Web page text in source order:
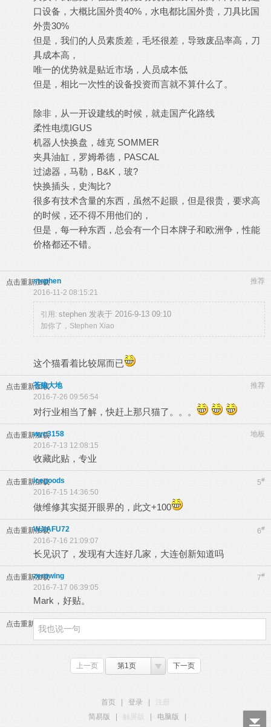
口设备，大概比国外贵40%，水电都比国外贵，刀具比国
外贵30%
但是，我们的人员素质差，毛坯很差，导致废品率高，刀
具成本高，
唯一的优势就是贴近市场，人员成本低
但是，相比一次性的设备投资而言就不算什么了。
除非，从一开设建线的时候，就走国产化路线
柔性电缆IGUS
机器人快换盘，雄克 SOMMER
夹具油缸，罗姆希德，PASCAL
过滤器，马勒，B&K，玻?
快换插头，史淘比?
很多有技术含量的东西，虽然不起眼，但是很贵，要求高
的时候，还不得不用他们的，
但是，每一种东西，总会有一个日本牌子和欧洲争，性能
价格都还不错。
点击重新加载 推荐
stephen
2016-11-2 08:15:21
引用: stephen 发表于 2016-9-13 09:10
加你了，Stephen Xiao
这个猫看着比较屌而已
点击重新加载 推荐
苍狼大地
2016-7-26 09:56:54
对行业相当了解，快赶上那只猫了。。。
点击重新加载 地板
wyc3158
2016-7-13 12:08:15
收藏此贴，专业
点击重新加载 5#
icegoods
2016-7-15 14:36:50
做维修其实挺开眼界的，此文+100
点击重新加载 6#
WJIAFU72
2016-7-16 21:09:07
长见识了，发现有大连好几家，大连创新知道吗
点击重新加载 7#
zerowing
2016-7-17 06:39:05
Mark，好贴。
点击重新加载
上一页 第1页 下一页
首页 登录
注册
简易版
触屏版 电脑版